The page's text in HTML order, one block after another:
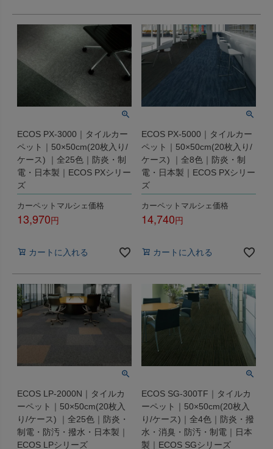
ECOS PX-3000｜タイルカー
ペット｜50×50cm(20枚入り/
ケース) ｜全25色｜防炎・制
電・日本製｜ECOS PXシリー
ズ
カーペットマルシェ価格
13,970
カートに入れる
ECOS PX-5000｜タイルカー
ペット｜50×50cm(20枚入り/
ケース) ｜全8色｜防炎・制
電・日本製｜ECOS PXシリー
ズ
カーペットマルシェ価格
14,740
カートに入れる
ECOS LP-2000N｜タイルカ
ーペット｜50×50cm(20枚入
り/ケース) ｜全25色｜防炎・
制電・防汚・撥水・日本製｜
ECOS LPシリーズ
ECOS SG-300TF｜タイルカ
ーペット｜50×50cm(20枚入
り/ケース)｜全4色｜防炎・撥
水・消臭・防汚・制電｜日本
製｜ECOS SGシリーズ